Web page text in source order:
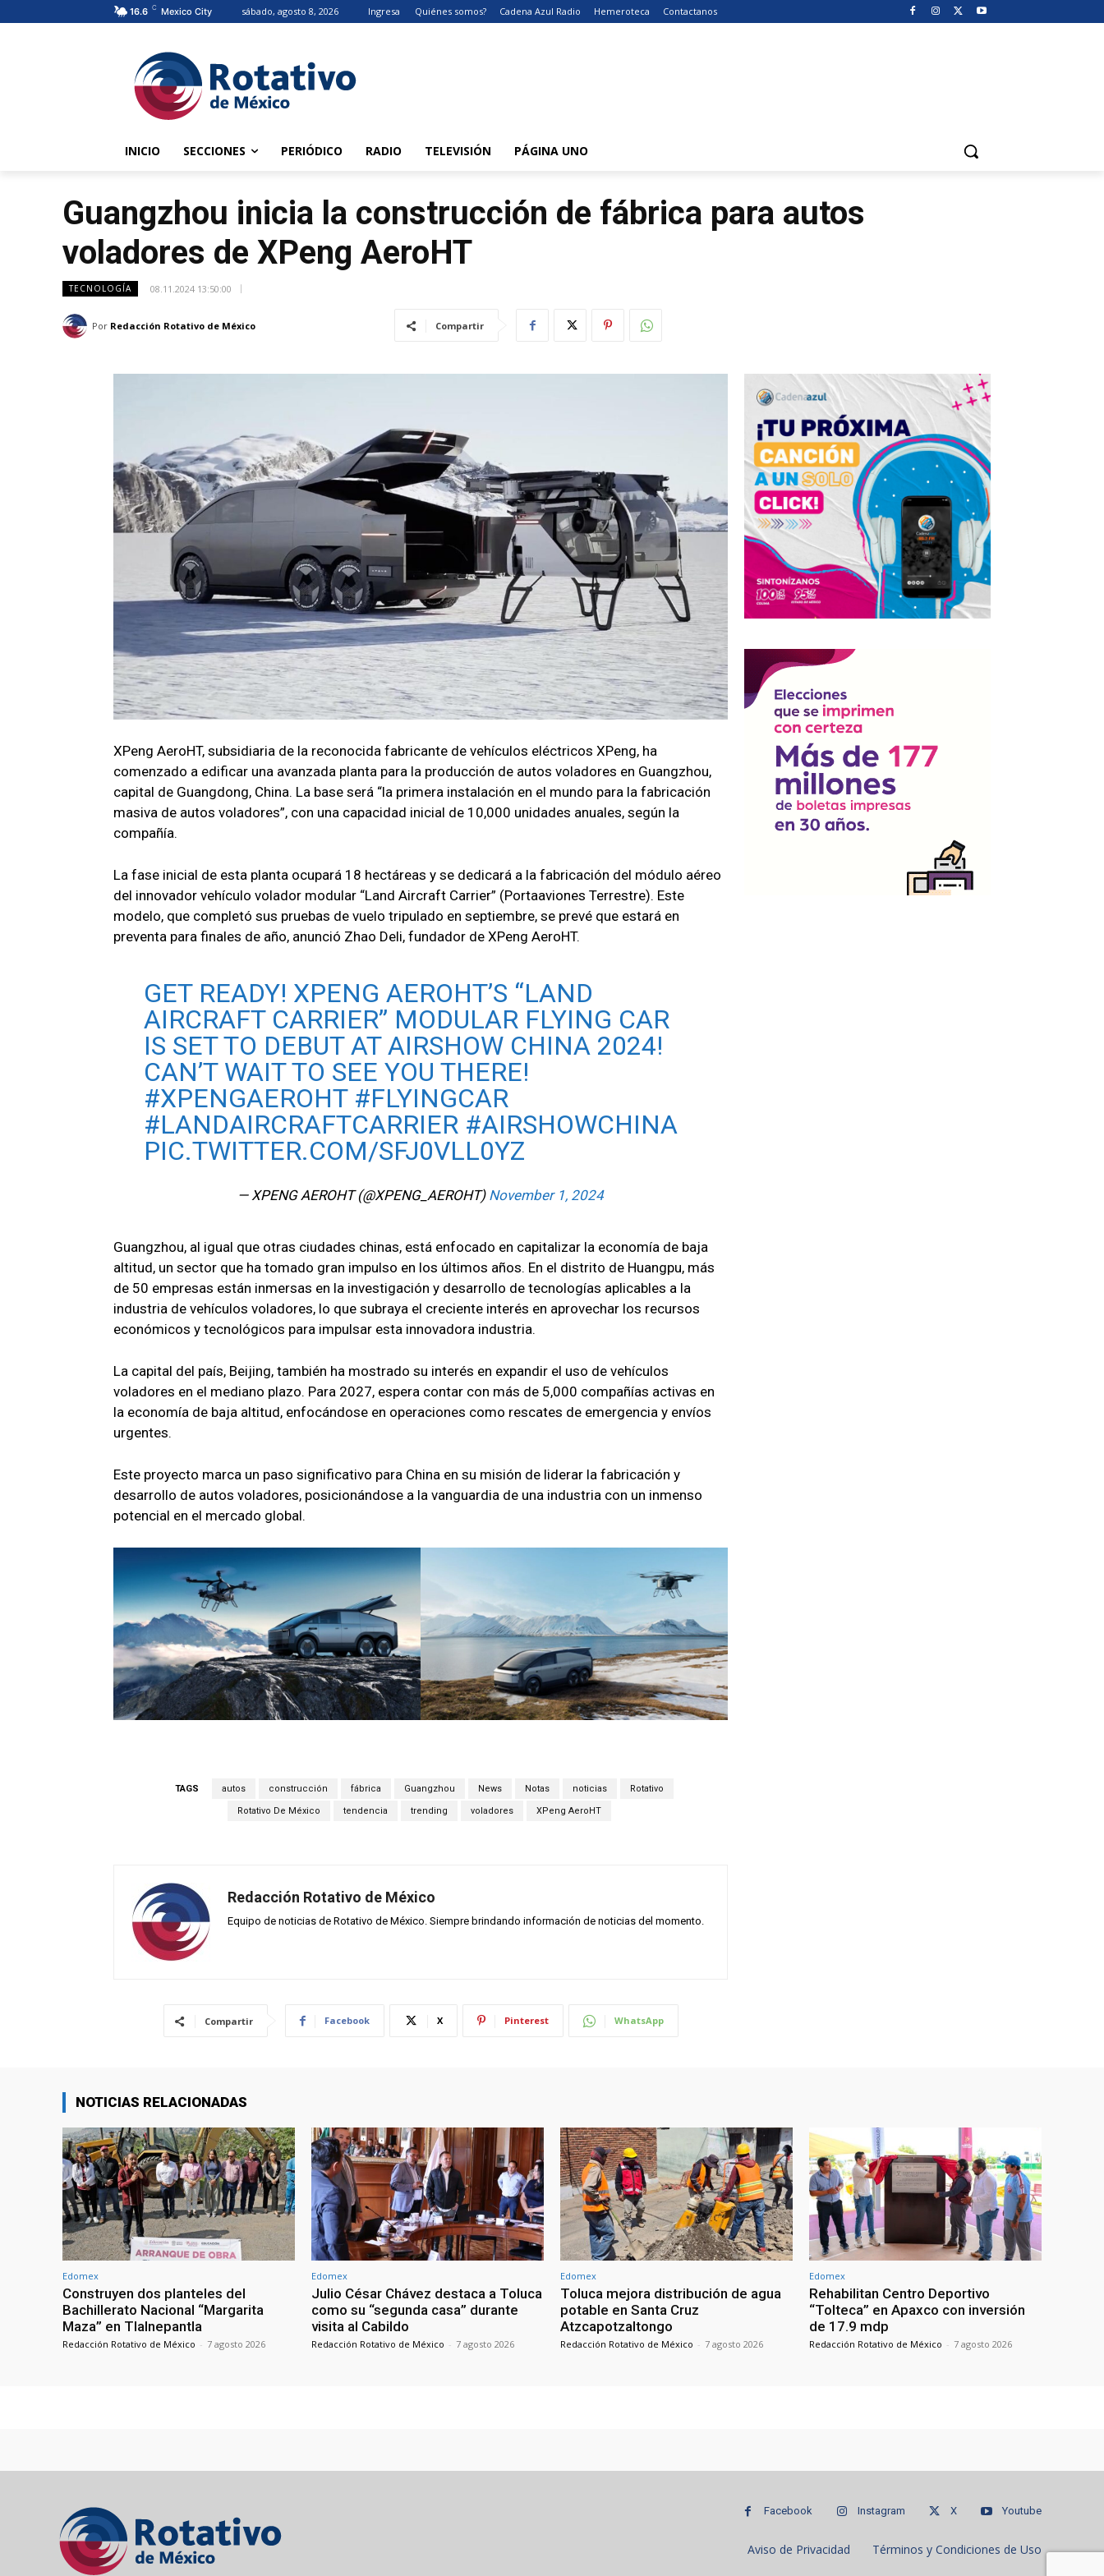
16.6 C Mexico City sábado, agosto 8, 2026 Ingresa Quiénes somos? Cadena Azul Radio Hemeroteca Contactanos
INICIO SECCIONES PERIÓDICO RADIO TELEVISIÓN PÁGINA UNO
Guangzhou inicia la construcción de fábrica para autos
voladores de XPeng AeroHT
TECNOLOGÍA 08.11.2024 13:50:00
Por Redacción Rotativo de México Compartir
XPeng AeroHT, subsidiaria de la reconocida fabricante de vehículos eléctricos XPeng, ha
comenzado a edificar una avanzada planta para la producción de autos voladores en Guangzhou,
capital de Guangdong, China. La base será “la primera instalación en el mundo para la fabricación
masiva de autos voladores”, con una capacidad inicial de 10,000 unidades anuales, según la
compañía.
La fase inicial de esta planta ocupará 18 hectáreas y se dedicará a la fabricación del módulo aéreo
del innovador vehículo volador modular “Land Aircraft Carrier” (Portaaviones Terrestre). Este
modelo, que completó sus pruebas de vuelo tripulado en septiembre, se prevé que estará en
preventa para finales de año, anunció Zhao Deli, fundador de XPeng AeroHT.
GET READY! XPENG AEROHT’S “LAND
AIRCRAFT CARRIER” MODULAR FLYING CAR
IS SET TO DEBUT AT AIRSHOW CHINA 2024!
CAN’T WAIT TO SEE YOU THERE!
#XPENGAEROHT #FLYINGCAR
#LANDAIRCRAFTCARRIER #AIRSHOWCHINA
PIC.TWITTER.COM/SFJ0VLL0YZ
— XPENG AEROHT (@XPENG_AEROHT) November 1, 2024
Guangzhou, al igual que otras ciudades chinas, está enfocado en capitalizar la economía de baja
altitud, un sector que ha tomado gran impulso en los últimos años. En el distrito de Huangpu, más
de 50 empresas están inmersas en la investigación y desarrollo de tecnologías aplicables a la
industria de vehículos voladores, lo que subraya el creciente interés en aprovechar los recursos
económicos y tecnológicos para impulsar esta innovadora industria.
La capital del país, Beijing, también ha mostrado su interés en expandir el uso de vehículos
voladores en el mediano plazo. Para 2027, espera contar con más de 5,000 compañías activas en
la economía de baja altitud, enfocándose en operaciones como rescates de emergencia y envíos
urgentes.
Este proyecto marca un paso significativo para China en su misión de liderar la fabricación y
desarrollo de autos voladores, posicionándose a la vanguardia de una industria con un inmenso
potencial en el mercado global.
TAGS autos construcción fábrica Guangzhou News Notas noticias Rotativo
Rotativo De México tendencia trending voladores XPeng AeroHT
Redacción Rotativo de México
Equipo de noticias de Rotativo de México. Siempre brindando información de noticias del momento.
Compartir Facebook X Pinterest WhatsApp
NOTICIAS RELACIONADAS
Edomex
Construyen dos planteles del
Bachillerato Nacional “Margarita
Maza” en Tlalnepantla
Redacción Rotativo de México - 7 agosto 2026
Edomex
Julio César Chávez destaca a Toluca
como su “segunda casa” durante
visita al Cabildo
Redacción Rotativo de México - 7 agosto 2026
Edomex
Toluca mejora distribución de agua
potable en Santa Cruz
Atzcapotzaltongo
Redacción Rotativo de México - 7 agosto 2026
Edomex
Rehabilitan Centro Deportivo
“Tolteca” en Apaxco con inversión
de 17.9 mdp
Redacción Rotativo de México - 7 agosto 2026
Facebook Instagram X Youtube
Aviso de Privacidad Términos y Condiciones de Uso